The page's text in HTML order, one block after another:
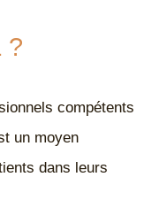
?
compétents
un moyen
dans leurs